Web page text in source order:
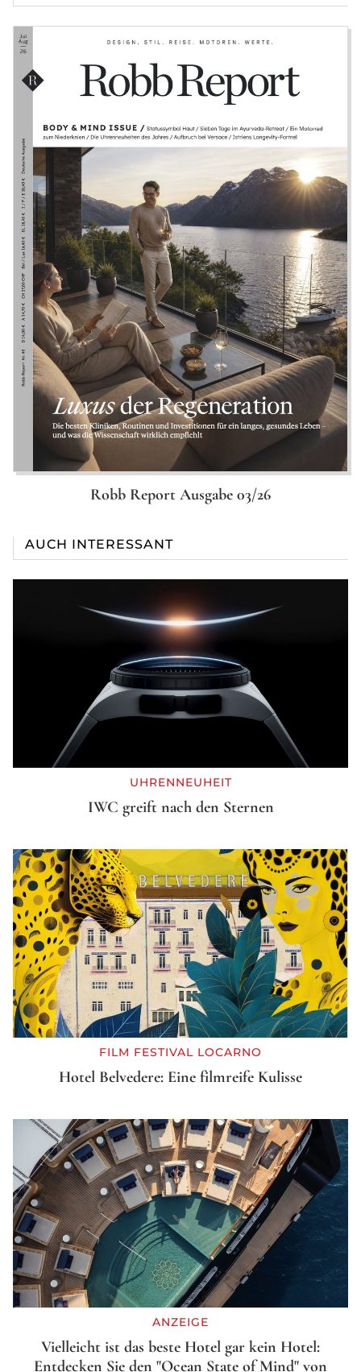
Robb Report Ausgabe 03/26
AUCH INTERESSANT
UHRENNEUHEIT
IWC greift nach den Sternen
FILM FESTIVAL LOCARNO
Hotel Belvedere: Eine filmreife Kulisse
ANZEIGE
Vielleicht ist das beste Hotel gar kein Hotel:
Entdecken Sie den "Ocean State of Mind" von